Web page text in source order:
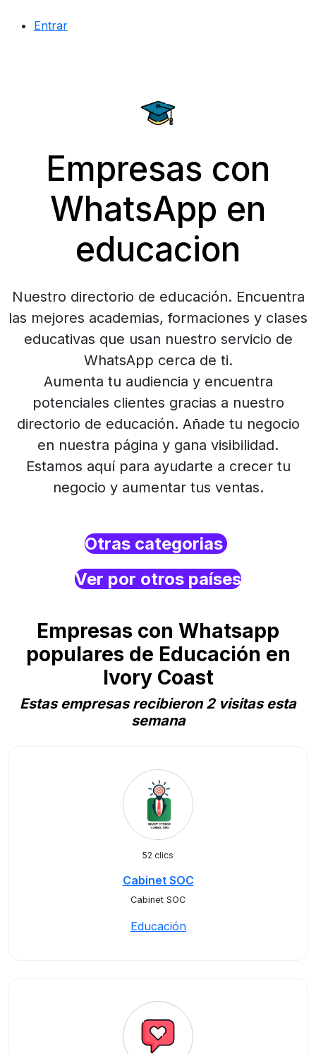
Entrar
Empresas con
WhatsApp en
educacion
Nuestro directorio de educación. Encuentra
las mejores academias, formaciones y clases
educativas que usan nuestro servicio de
WhatsApp cerca de ti.
Aumenta tu audiencia y encuentra
potenciales clientes gracias a nuestro
directorio de educación. Añade tu negocio
en nuestra página y gana visibilidad.
Estamos aquí para ayudarte a crecer tu
negocio y aumentar tus ventas.
Otras categorias
Ver por otros países
Empresas con Whatsapp
populares de Educación en
Ivory Coast
Estas empresas recibieron 2 visitas esta
semana
52 clics
Cabinet SOC
Cabinet SOC
Educación